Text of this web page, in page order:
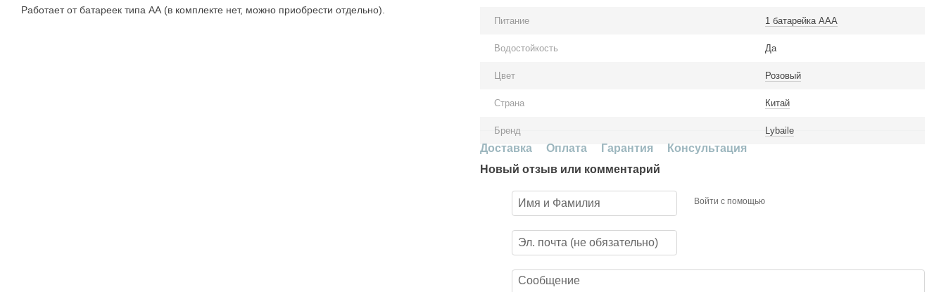
Работает от батареек типа АА (в комплекте нет, можно приобрести отдельно).
Питание 1 батарейка ААА
Водостойкость Да
Цвет Розовый
Страна Китай
Бренд Lybaile
Доставка Оплата Гарантия
Консультация
Новый отзыв или комментарий
Войти с помощью